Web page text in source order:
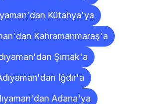
Kütahya'ya
Kahramanmaraş'a
Şırnak'a
Iğdır'a
Adana'ya